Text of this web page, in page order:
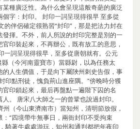
種廣泛性。為什么會呈現這般奇葩的廣泛
字：封印。 封印一詞呈現得很早 至多從
的伴侶確定很熟習“封印”，那是把法力封在
揮。不外，前人所說的封印完整是別的一
印裝起來，不再辦公，既有放工的意思，
一詞呈現得很早，至多從唐朝就有。公元
（今河南靈寶市）當縣尉，以為任務太
人生價值，于是向下屬陜州刺史告假，事
印點刑徒，愧負荊山進座隅。”傍晚時分獲
印鎖起來，最后再盤點一遍階下囚的名
。 唐宋八大師之一的曾鞏也說過封印。
州（今山東濟南市）當知州，清明節放假，
“四境帶牛無事日，兩衙封印不受拘束
騎著牛處處游玩，知州和通判都把年夜印